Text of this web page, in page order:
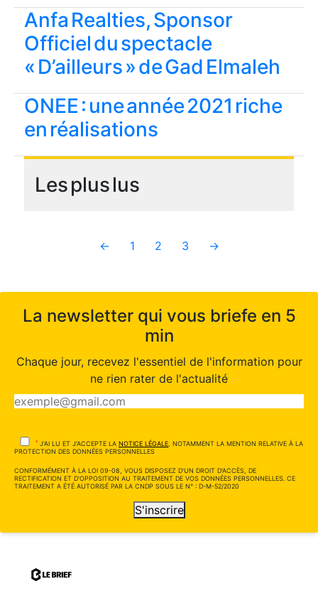
Anfa Realties, Sponsor
Officiel du spectacle
« D’ailleurs » de Gad Elmaleh
ONEE : une année 2021 riche
en réalisations
Les plus lus
← 1 2 3 →
La newsletter qui vous briefe en 5
min
Chaque jour, recevez l'essentiel de l'information pour
ne rien rater de l'actualité
* J'AI LU ET J'ACCEPTE LA NOTICE LÉGALE , NOTAMMENT LA MENTION RELATIVE À LA
PROTECTION DES DONNÉES PERSONNELLES
CONFORMÉMENT À LA LOI 09-08, VOUS DISPOSEZ D'UN DROIT D'ACCÈS, DE
RECTIFICATION ET D'OPPOSITION AU TRAITEMENT DE VOS DONNÉES PERSONNELLES. CE
TRAITEMENT A ÉTÉ AUTORISÉ PAR LA CNDP SOUS LE N° : D-M-52/2020
S'inscrire